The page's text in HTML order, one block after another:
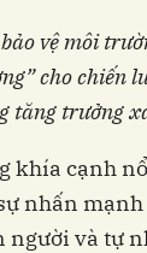
vệ môi
cho chiến
tăng trưởng
khía cạnh
nhấn
người và tự